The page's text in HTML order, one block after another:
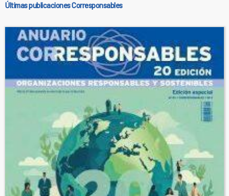
Últimas publicaciones Corresponsables